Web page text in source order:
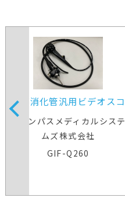
上部消化管汎用ビデオスコ
ープ
オリンパスメディカルシステ
ムズ株式会社
GIF-Q260